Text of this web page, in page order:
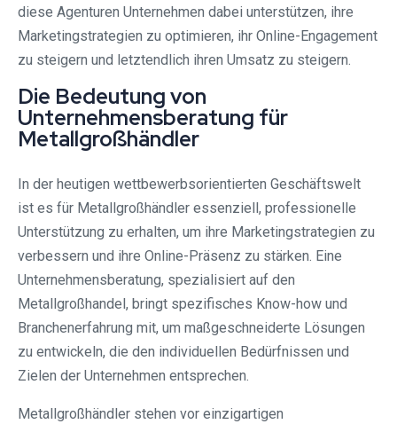
diese Agenturen Unternehmen dabei unterstützen, ihre
Marketingstrategien zu optimieren, ihr Online-Engagement
zu steigern und letztendlich ihren Umsatz zu steigern.
Die Bedeutung von
Unternehmensberatung für
Metallgroßhändler
In der heutigen wettbewerbsorientierten Geschäftswelt
ist es für Metallgroßhändler essenziell, professionelle
Unterstützung zu erhalten, um ihre Marketingstrategien zu
verbessern und ihre Online-Präsenz zu stärken. Eine
Unternehmensberatung, spezialisiert auf den
Metallgroßhandel, bringt spezifisches Know-how und
Branchenerfahrung mit, um maßgeschneiderte Lösungen
zu entwickeln, die den individuellen Bedürfnissen und
Zielen der Unternehmen entsprechen.
Metallgroßhändler stehen vor einzigartigen